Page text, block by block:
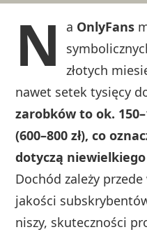
N a OnlyFans
złotych
nawet setek tysięcy
zarobków to ok.
(600–800 zł), co
dotyczą
Dochód zależy
jakości
niszy, skuteczności